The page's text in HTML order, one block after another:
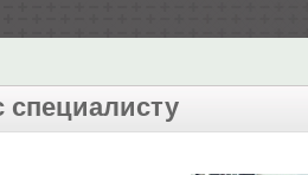
специалисту